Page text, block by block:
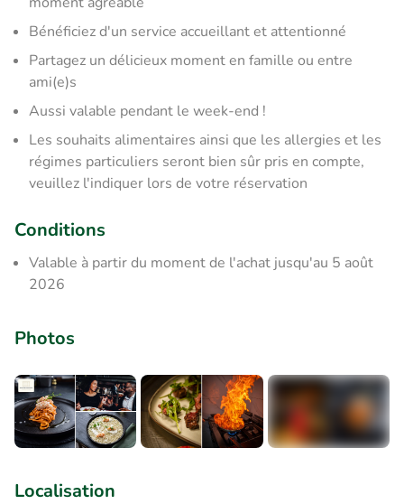
Bénéficiez d'un service accueillant et attentionné
Partagez un délicieux moment en famille ou entre
ami(e)s
Aussi valable pendant le week-end !
Les souhaits alimentaires ainsi que les allergies et les
régimes particuliers seront bien sûr pris en compte,
veuillez l'indiquer lors de votre réservation
Conditions
Valable à partir du moment de l'achat jusqu'au 5 août
2026
Photos
Localisation